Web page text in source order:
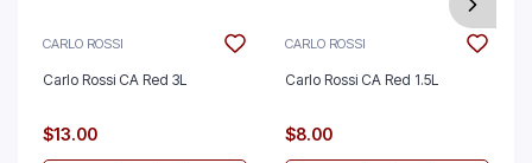
CARLO ROSSI
Carlo Rossi CA Red 3L
$13.00
CARLO ROSSI
Carlo Rossi CA Red 1.5L
$8.00